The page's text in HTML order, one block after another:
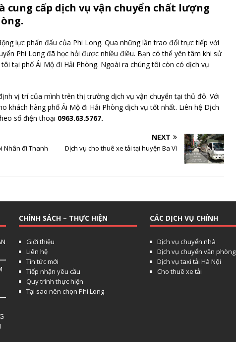
cung cấp dịch vụ vận chuyển chất lượng
lực phấn đấu của Phi Long. Qua những lần trao đổi trực tiếp với
Phi Long đã học hỏi được nhiều điều. Bạn có thể yên tâm khi sử
tại phố Ái Mộ đi Hải Phòng. Ngoài ra chúng tôi còn có dịch vụ
vị trí của mình trên thị trường dịch vụ vận chuyển tại thủ đô. Với
khách hàng phố Ái Mộ đi Hải Phòng dịch vụ tốt nhất. Liên hệ Dịch
số điện thoại 0963.63.5767.
Nhân đi Thanh
NEXT
Dịch vụ cho thuê xe tải tại huyện Ba Vì
CHÍNH SÁCH – THỰC HIỆN
Giới thiệu
Liên hệ
Tin tức mới
Tiếp nhận yêu cầu
Quy trình thực hiện
Tại sao nên chọn Phi Long
CÁC DỊCH VỤ CHÍNH
Dịch vụ chuyển nhà
Dịch vụ chuyển văn phòng
Dịch vụ taxi tải Hà Nội
Cho thuê xe tải